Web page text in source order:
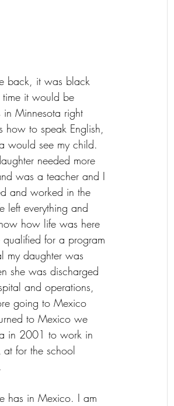
back, it was black
it would be
Minnesota right
how to speak English,
would see my child.
needed more
was a teacher and I
and worked in the
left everything and
how life was here
for a program
my daughter was
she was discharged
and operations,
going to Mexico
to Mexico we
in 2001 to work in
for the school
has in Mexico. I am